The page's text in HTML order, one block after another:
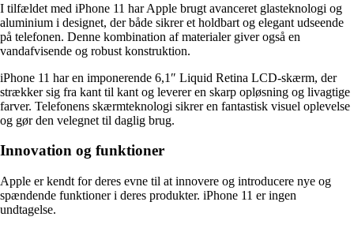
I tilfældet med iPhone 11 har Apple brugt avanceret glasteknologi og
aluminium i designet, der både sikrer et holdbart og elegant udseende
på telefonen. Denne kombination af materialer giver også en
vandafvisende og robust konstruktion.
iPhone 11 har en imponerende 6,1″ Liquid Retina LCD-skærm, der
strækker sig fra kant til kant og leverer en skarp opløsning og livagtige
farver. Telefonens skærmteknologi sikrer en fantastisk visuel oplevelse
og gør den velegnet til daglig brug.
Innovation og funktioner
Apple er kendt for deres evne til at innovere og introducere nye og
spændende funktioner i deres produkter. iPhone 11 er ingen
undtagelse.